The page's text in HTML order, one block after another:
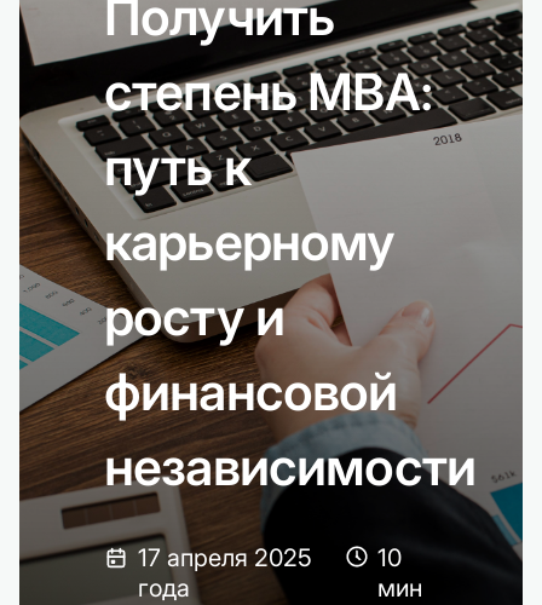
Получить
степень MBA:
путь к
карьерному
росту и
финансовой
независимости
17 апреля 2025
года
10
мин